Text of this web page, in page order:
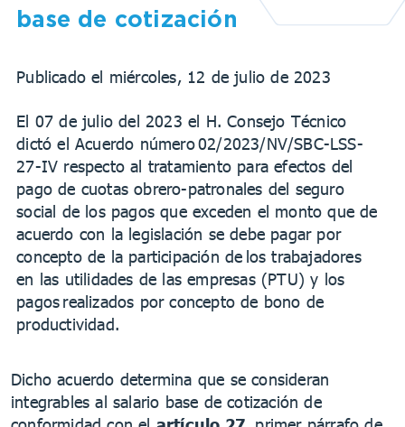
base de cotización
Publicado el miércoles, 12 de julio de 2023
El 07 de julio del 2023 el H. Consejo Técnico
dictó el Acuerdo número 02/2023/NV/SBC-LSS-
27-IV respecto al tratamiento para efectos del
pago de cuotas obrero-patronales del seguro
social de los pagos que exceden el monto que de
acuerdo con la legislación se debe pagar por
concepto de la participación de los trabajadores
en las utilidades de las empresas (PTU) y los
pagos realizados por concepto de bono de
productividad.
Dicho acuerdo determina que se consideran
integrables al salario base de cotización de